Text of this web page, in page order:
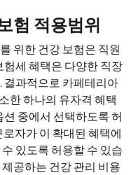
험 적용범위
위한 건강 보험은 직원
험세 혜택은 다양한 직장
결과적으로 카페테리아
한 하나의 유자격 혜택
중에서 선택하도록 허
자가 이 확대된 혜택에
있도록 허용할 수 있습
공하는 건강 관리 비용